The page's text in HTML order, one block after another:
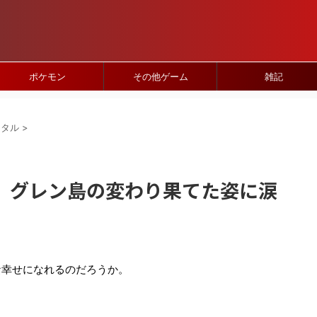
ポケモン その他ゲーム 雑記
ル >
グレン島の変わり果てた姿に涙
せになれるのだろうか。